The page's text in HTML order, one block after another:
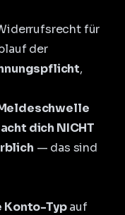
für
der
,
dich NICHT
— das sind
Konto-Typauf